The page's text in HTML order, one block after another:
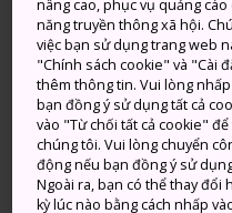
Osaka hoặc Nagoya
Nanki-Shirahama của
tiếng.
hiển thị thêm thông
nâng cao, phục vụ quảng
năng truyền thông xã hội.
việc bạn sử dụng trang web
"Chính sách cookie" và "Cài
thêm thông tin. Vui lòng
bạn đồng ý sử dụng tất cả
vào "Từ chối tất cả cookie"
chúng tôi. Vui lòng chuyển
động nếu bạn đồng ý sử
Ngoài ra, bạn có thể thay đổi
kỳ lúc nào bằng cách nhấp